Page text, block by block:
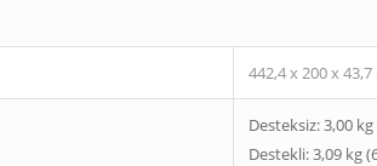
442,4 x 200 x
Desteksiz: 3,00
Destekli: 3,09 kg